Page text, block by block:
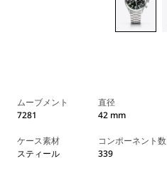
ムーブメント
7281
直径
42 mm
ケース素材
スティール
コンポーネント数
339